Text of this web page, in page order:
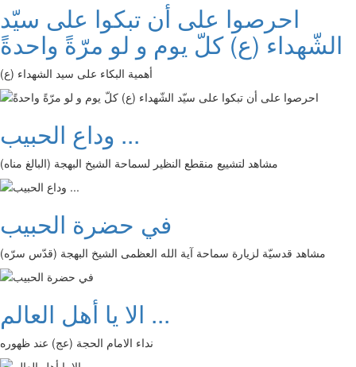
احرصوا على أن تبكوا على سيّد
الشّهداء (ع) كلّ يوم و لو مرّةً واحدةً
أهمية البكاء على سيد الشهداء (ع)
وداع الحبيب ...
مشاهد لتشييع منقطع النظير لسماحة الشيخ البهجة (البالغ مناه)
في حضرة الحبيب
مشاهد قدسيّة لزيارة سماحة آية الله العظمى الشيخ البهجة (قدّس سرّه)
الا يا أهل العالم ...
نداء الامام الحجة (عج) عند ظهوره